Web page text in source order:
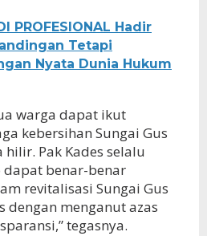
PROFESIONAL Hadir
Tetapi
Nyata Dunia Hukum
warga dapat ikut
kebersihan Sungai Gus
Pak Kades selalu
dapat benar-benar
revitalisasi Sungai Gus
dengan menganut azas
tegasnya.